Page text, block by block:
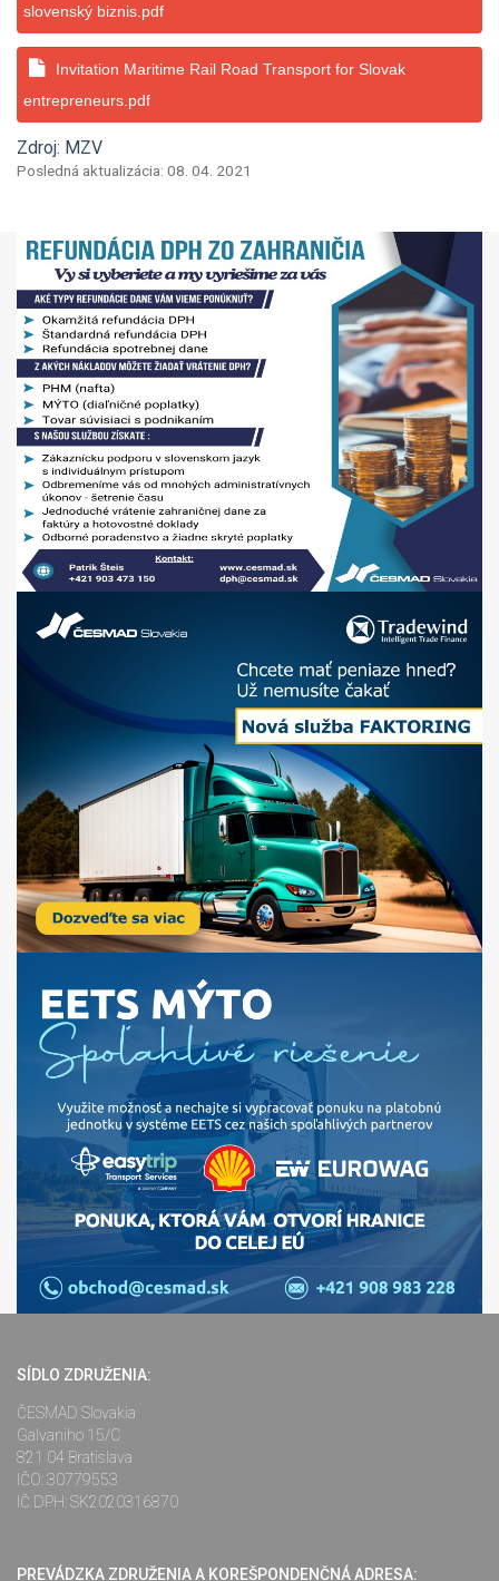
slovenský biznis.pdf
Invitation Maritime Rail Road Transport for Slovak
entrepreneurs.pdf
Zdroj: MZV
Posledná aktualizácia: 08. 04. 2021
SÍDLO ZDRUŽENIA:
ČESMAD Slovakia
Galvaniho 15/C
821 04 Bratislava
IČO: 30779553
IČ DPH: SK2020316870
PREVÁDZKA ZDRUŽENIA A KOREŠPONDENČNÁ ADRESA: